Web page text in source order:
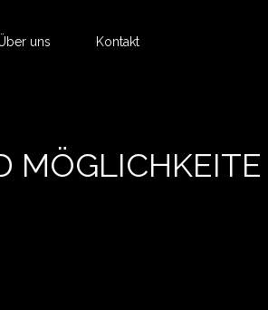
uns Kontakt
MÖGLICHKEITE